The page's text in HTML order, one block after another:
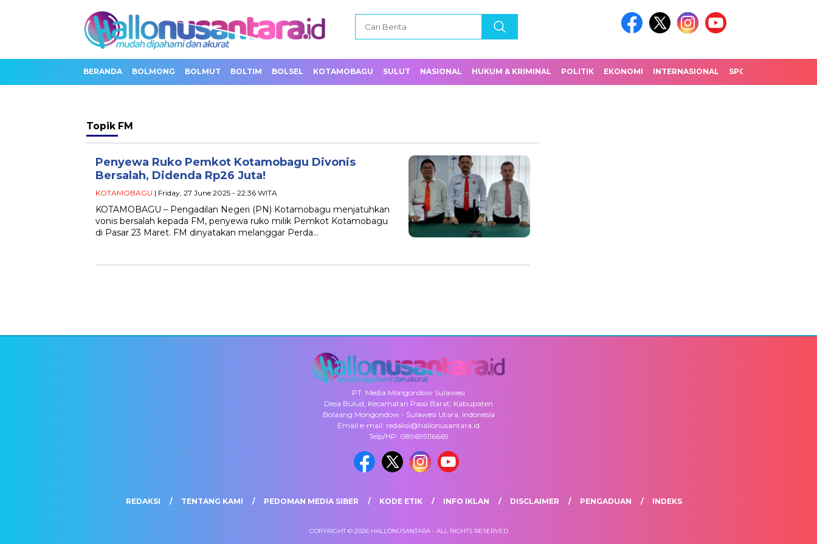
BERANDA BOLMONG BOLMUT BOLTIM BOLSEL KOTAMOBAGU SULUT NASIONAL HUKUM & KRIMINAL POLITIK EKONOMI INTERNASIONAL SPORT
Topik FM
Penyewa Ruko Pemkot Kotamobagu Divonis
Bersalah, Didenda Rp26 Juta!
KOTAMOBAGU | Friday, 27 June 2025 - 22:36 WITA
KOTAMOBAGU – Pengadilan Negeri (PN) Kotamobagu menjatuhkan
vonis bersalah kepada FM, penyewa ruko milik Pemkot Kotamobagu
di Pasar 23 Maret. FM dinyatakan melanggar Perda…
PT. Media Mongondow Sulawesi
Desa Bulud, Kecamatan Passi Barat, Kabupaten
Bolaang Mongondow - Sulawesi Utara, Indonesia
Email e-mail: redaksi@hallonusantara.id
Telp/HP: 089695116669
REDAKSI TENTANG KAMI PEDOMAN MEDIA SIBER KODE ETIK INFO IKLAN DISCLAIMER PENGADUAN INDEKS
COPYRIGHT © 2026 HALLONUSANTARA - ALL RIGHTS RESERVED